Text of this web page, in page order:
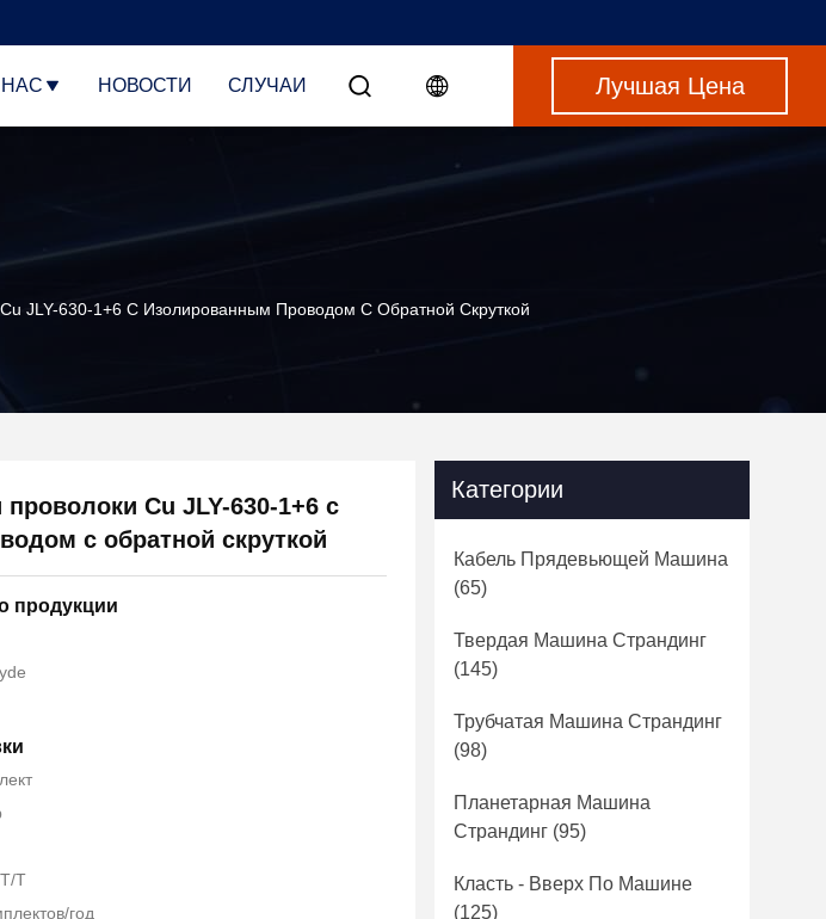
НОВОСТИ СЛУЧАИ Лучшая Цена
JLY-630-1+6 С Изолированным Проводом С Обратной Скруткой
Cu JLY-630-1+6 с
с обратной скруткой
продукции
Т
год
Категории
Кабель Прядевьющей Машина
(65)
Твердая Машина Страндинг
(145)
Трубчатая Машина Страндинг
(98)
Планетарная Машина
Страндинг (95)
Класть - Вверх По Машине
(125)